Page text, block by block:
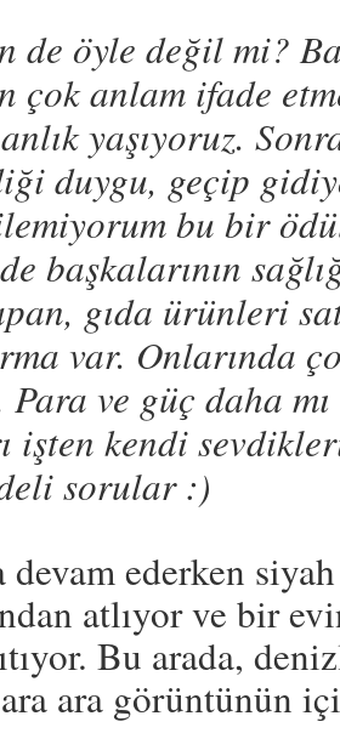
de öyle değil mi?
çok anlam ifade
yaşıyoruz.
duygu, geçip
bu bir
başkalarının
gıda ürünleri
var. Onlarında
Para ve güç daha
işten kendi
sorular :)
devam ederken
atlıyor ve bir
Bu arada,
ara görüntünün